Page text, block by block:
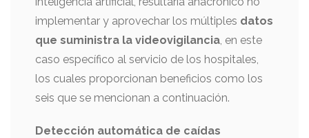
implementar y aprovechar los múltiples datos
que suministra la videovigilancia, en este
caso específico al servicio de los hospitales,
los cuales proporcionan beneficios como los
seis que se mencionan a continuación.
Detección automática de caídas